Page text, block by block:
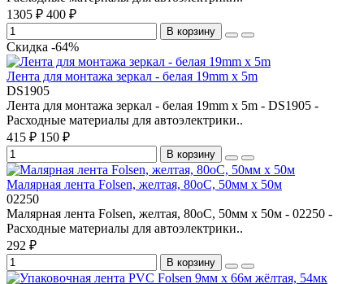
1305 ₽ 400 ₽
В корзину
Скидка -64%
Лента для монтажа зеркал - белая 19mm x 5m
DS1905
Лента для монтажа зеркал - белая 19mm x 5m - DS1905 -
Расходные материалы для автоэлектрики..
415 ₽ 150 ₽
В корзину
Малярная лента Folsen, желтая, 80oC, 50мм x 50м
02250
Малярная лента Folsen, желтая, 80oC, 50мм x 50м - 02250 -
Расходные материалы для автоэлектрики..
292 ₽
В корзину